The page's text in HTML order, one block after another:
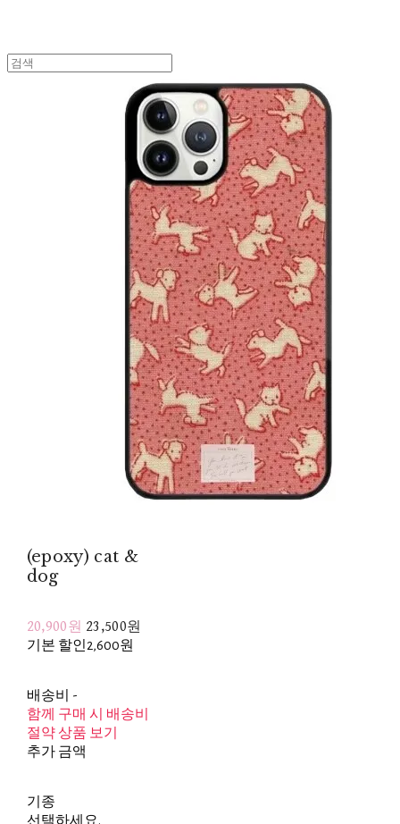
(epoxy) cat &
dog
20,900원 23,500원
기본 할인 2,600원
배송비 -
함께 구매 시 배송비
절약 상품 보기
추가 금액
기종
선택하세요.